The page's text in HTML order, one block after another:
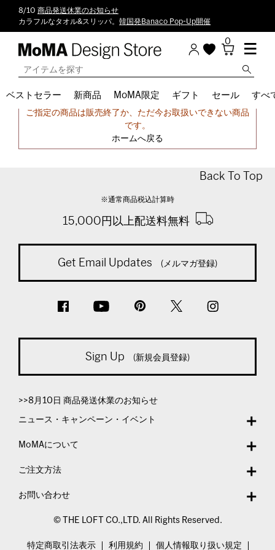
8/10 商品発送休業のお知らせ
カラフルなタオル&スリッパ。 韓国発Banaco Pop-Up開催
0
ベストセラー 新商品 MoMA限定 ギフト セール すべ
申し訳ございません。
ご指定の商品は販売終了か、ただ今お取扱いできない商品
です。
ホームへ戻る
Back To Top
※通常商品税込計算時
15,000円以上配送料無料
Get Email Updates (メルマガ登録)
Sign Up (新規会員登録)
>>8月10日 商品発送休業のお知らせ
ニュース・キャンペーン・イベント
MoMAについて
ご注文方法
お問い合わせ
© THE LOFT CO.,LTD. All Rights Reserved.
特定商取引法表示 利用規約 個人情報取り扱い規定